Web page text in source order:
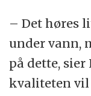
– Det høres
under vann,
på dette,
kvaliteten vil